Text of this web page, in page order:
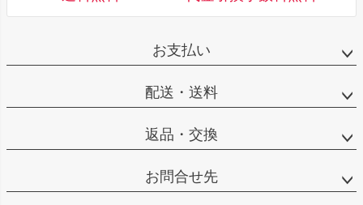
お支払い
配送・送料
返品・交換
お問合せ先